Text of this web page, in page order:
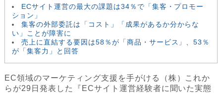
ECサイト運営の最大の課題は34％で「集客・プロモー
ション」
集客の外部委託は「コスト」「成果があるか分からな
い」ことが障害に
売上に直結する要因は58％が「商品・サービス」、53％
が「集客力」と回答
EC領域のマーケティング支援を手がける（株）これか
らが29日発表した『ECサイト運営経験者に聞いた実態